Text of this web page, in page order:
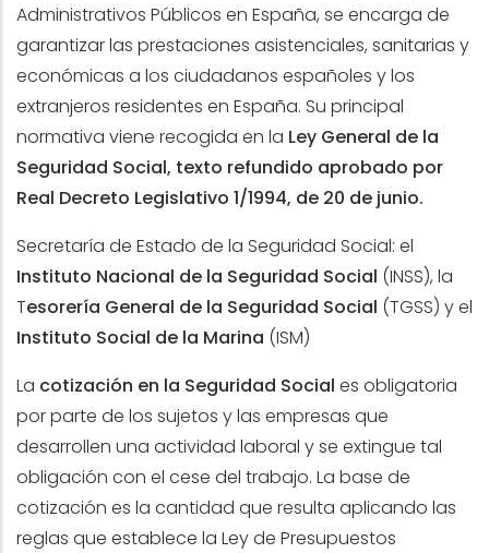
Administrativos Públicos en España, se encarga de
garantizar las prestaciones asistenciales, sanitarias y
económicas a los ciudadanos españoles y los
extranjeros residentes en España. Su principal
normativa viene recogida en la Ley General de la
Seguridad Social, texto refundido aprobado por
Real Decreto Legislativo 1/1994, de 20 de junio.
Secretaría de Estado de la Seguridad Social: el
Instituto Nacional de la Seguridad Social (INSS), la
Tesorería General de la Seguridad Social (TGSS) y el
Instituto Social de la Marina (ISM)
La cotización en la Seguridad Social es obligatoria
por parte de los sujetos y las empresas que
desarrollen una actividad laboral y se extingue tal
obligación con el cese del trabajo. La base de
cotización es la cantidad que resulta aplicando las
reglas que establece la Ley de Presupuestos